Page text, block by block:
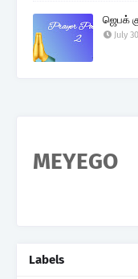
ஜெபக்
July
MEYEGO
Labels